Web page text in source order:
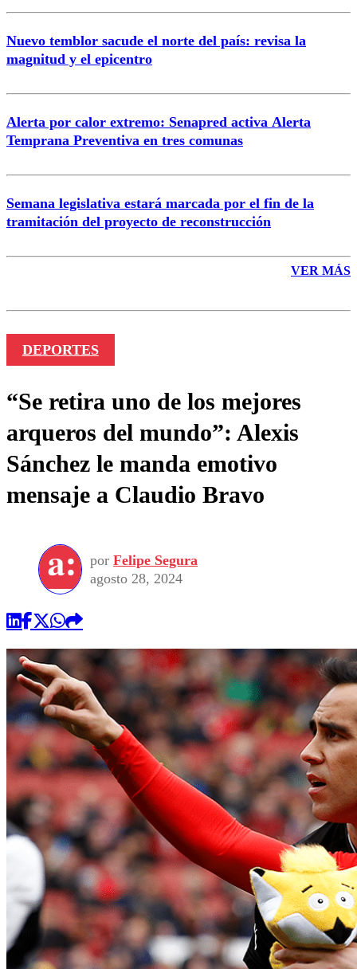
Nuevo temblor sacude el norte del país: revisa la
magnitud y el epicentro
Alerta por calor extremo: Senapred activa Alerta
Temprana Preventiva en tres comunas
Semana legislativa estará marcada por el fin de la
tramitación del proyecto de reconstrucción
VER MÁS
DEPORTES
“Se retira uno de los mejores
arqueros del mundo”: Alexis
Sánchez le manda emotivo
mensaje a Claudio Bravo
por Felipe Segura
agosto 28, 2024